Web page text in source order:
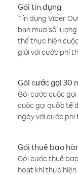
Gói tín dụng
Tín dụng Viber
bạn mua số
thể thực hiện
giới với cước phí
Gói cước gọi 30
Gói cước cuộc
cuộc gọi quốc tế
ngày với cước
Gói thuê bao
Gói cước thuê
hoạt khi thực